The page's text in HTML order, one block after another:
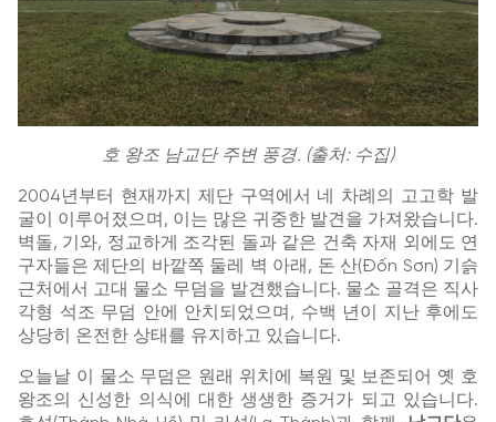
호 왕조 남교단 주변 풍경. (출처: 수집)
2004년부터 현재까지 제단 구역에서 네 차례의 고고학 발
굴이 이루어졌으며, 이는 많은 귀중한 발견을 가져왔습니다.
벽돌, 기와, 정교하게 조각된 돌과 같은 건축 자재 외에도 연
구자들은 제단의 바깥쪽 둘레 벽 아래, 돈 산(Đốn Sơn) 기슭
근처에서 고대 물소 무덤을 발견했습니다. 물소 골격은 직사
각형 석조 무덤 안에 안치되었으며, 수백 년이 지난 후에도
상당히 온전한 상태를 유지하고 있습니다.
오늘날 이 물소 무덤은 원래 위치에 복원 및 보존되어 옛 호
왕조의 신성한 의식에 대한 생생한 증거가 되고 있습니다.